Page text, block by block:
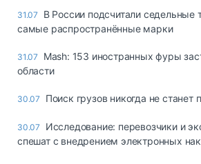
31.07
В России подсчитали седельные
самые распространённые марки
31.07
Mash: 153 иностранных фуры
области
30.07 Поиск грузов никогда не станет
30.07
Исследование: перевозчики и
спешат с внедрением электронных